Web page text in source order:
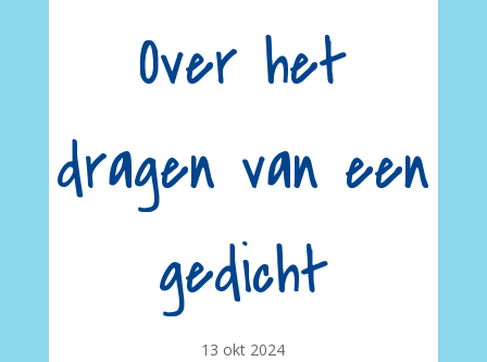
Over het
dragen van een
gedicht
13 okt 2024